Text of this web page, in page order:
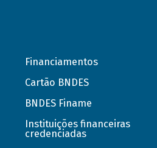
Financiamentos
Cartão BNDES
BNDES Finame
Instituições financeiras
credenciadas